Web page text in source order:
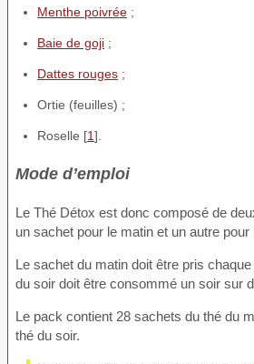
Menthe poivrée ;
Baie de goji ;
Dattes rouges ;
Ortie (feuilles) ;
Roselle [1].
Mode d’emploi
Le Thé Détox est donc composé de
un sachet pour le matin et un autre pour
Le sachet du matin doit être pris
du soir doit être consommé un soir sur
Le pack contient 28 sachets du thé du
thé du soir.